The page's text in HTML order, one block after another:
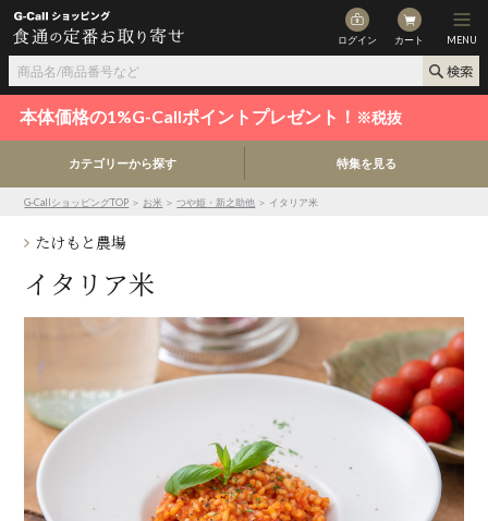
ログイン カート MENU
本体価格の1%G-Callポイントプレゼント！ ※税抜
カテゴリーから探す 特集を見る
G-CallショッピングTOP ＞ お米 ＞つや姫・新之助他 ＞ イタリア米
たけもと農場
イタリア米